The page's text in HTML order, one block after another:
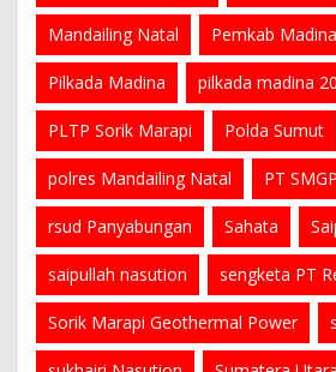
Mandailing Natal Pemkab Madina
Pilkada Madina pilkada madina
PLTP Sorik Marapi Polda Sumut
polres Mandailing Natal PT SMGP
rsud Panyabungan Sahata
saipullah nasution sengketa PT
Sorik Marapi Geothermal Power